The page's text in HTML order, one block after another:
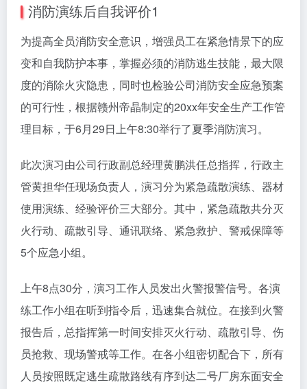
消防演练后自我评价1
为提高全员消防安全意识，增强员工在紧急情景下的应
变和自我防护本事，掌握必须的消防逃生技能，最大限
度的消除火灾隐患，同时也检验公司消防安全应急预案
的可行性，根据赣州帝晶制定的20xx年安全生产工作管
理目标，于6月29日上午8:30举行了夏季消防演习。
此次演习由公司行政副总经理黄鹏洪任总指挥，行政主
管黄担华任现场负责人，演习分为紧急疏散演练、器材
使用演练、经验评价三大部分。其中，紧急疏散共分灭
火行动、疏散引导、通讯联络、紧急救护、警戒保障等
5个应急小组。
上午8点30分，演习工作人员发出火警报警信号。各演
练工作小组在听到指令后，迅速集合就位。在接到火警
报告后，总指挥第一时间安排灭火行动、疏散引导、伤
员抢救、现场警戒等工作。在各小组密切配合下，所有
人员按照既定逃生疏散路线有序到达二号厂房东面安全